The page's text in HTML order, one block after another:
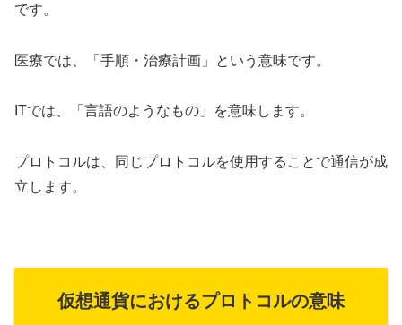
です。
医療では、「手順・治療計画」という意味です。
ITでは、「言語のようなもの」を意味します。
プロトコルは、同じプロトコルを使用することで通信が成
立します。
仮想通貨におけるプロトコルの意味